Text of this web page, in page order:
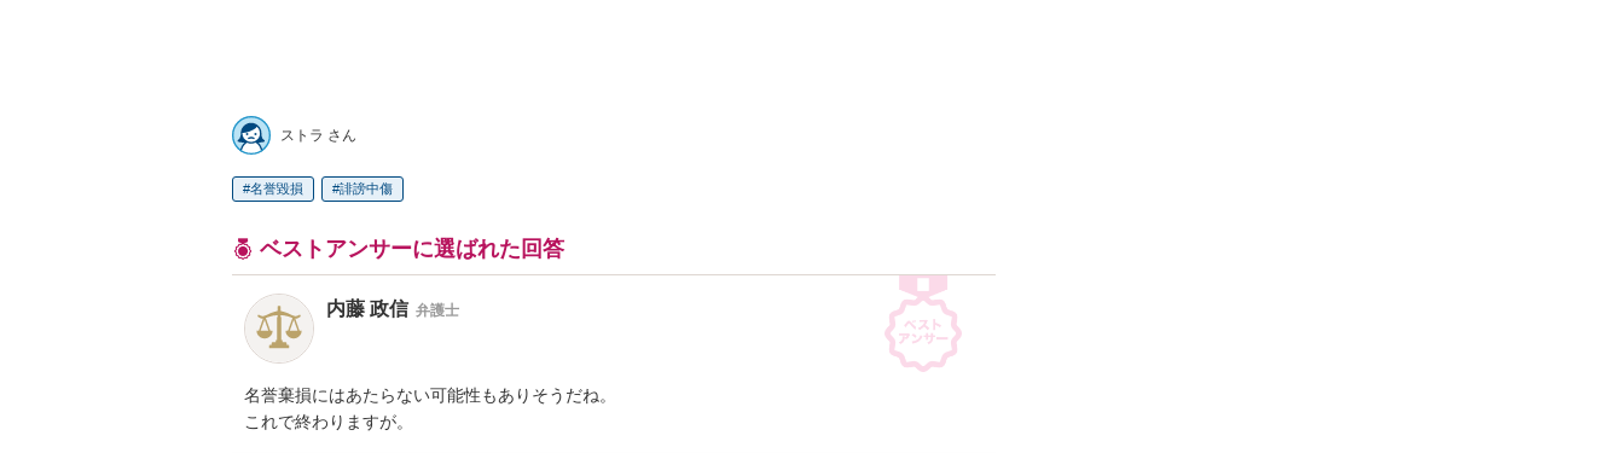
ストラ さん
名誉毀損 誹謗中傷
ベストアンサーに選ばれた回答
内藤 政信 弁護士
名誉棄損にはあたらない可能性もありそうだね。
これで終わりますが。